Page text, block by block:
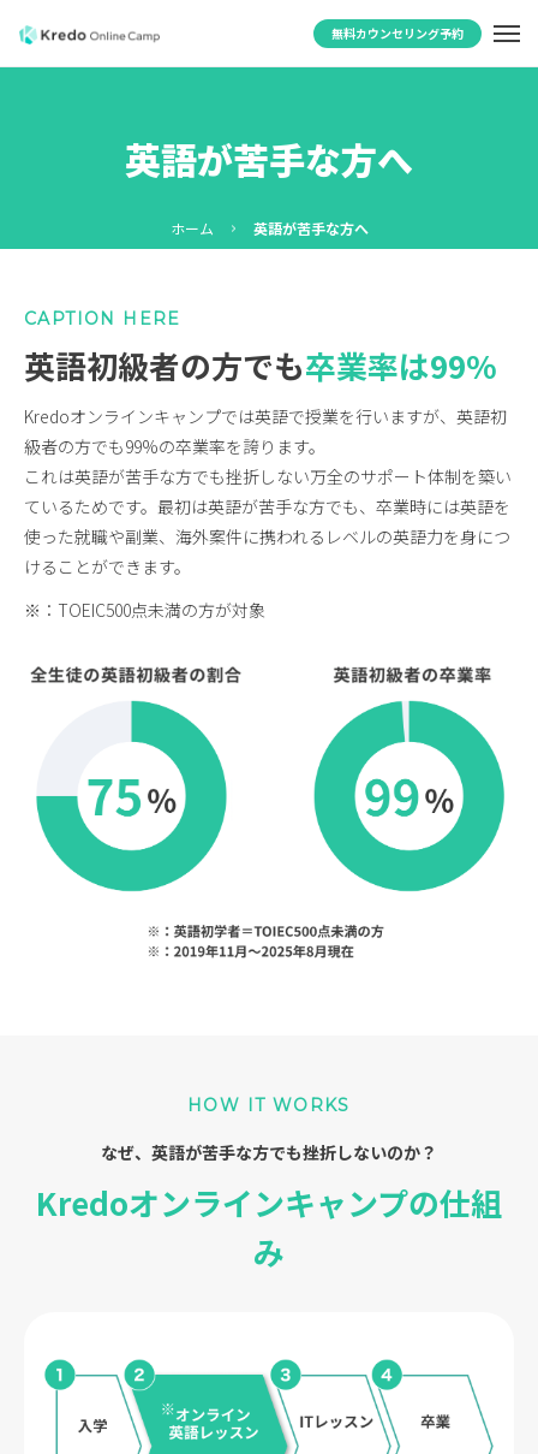
無料カウンセリング予約
英語が苦手な方へ
ホーム 英語が苦手な方へ
CAPTION HERE
英語初級者の方でも卒業率は99%
Kredoオンラインキャンプでは英語で授業を行いますが、英語初
級者の方でも99%の卒業率を誇ります。
これは英語が苦手な方でも挫折しない万全のサポート体制を築い
ているためです。最初は英語が苦手な方でも、卒業時には英語を
使った就職や副業、海外案件に携われるレベルの英語力を身につ
けることができます。
※：TOEIC500点未満の方が対象
HOW IT WORKS
なぜ、英語が苦手な方でも挫折しないのか？
Kredoオンラインキャンプの仕組
み